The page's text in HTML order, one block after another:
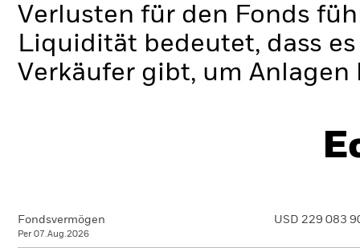
Verlusten für den Fonds
Liquidität bedeutet, dass
Verkäufer gibt, um
Fondsvermögen
Per 07.Aug.2026
USD 229 083